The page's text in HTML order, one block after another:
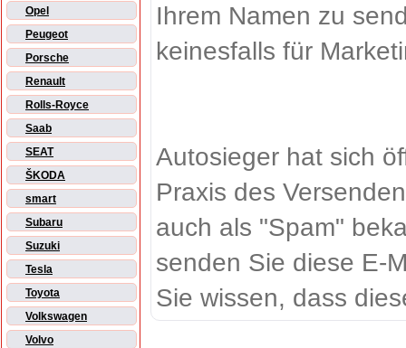
Opel
Peugeot
Porsche
Renault
Rolls-Royce
Saab
SEAT
ŠKODA
smart
Subaru
Suzuki
Tesla
Toyota
Volkswagen
Volvo
Ihrem Namen zu
keinesfalls für
Autosieger hat sich
Praxis des
auch als "Spam"
senden Sie diese E-
Sie wissen, dass